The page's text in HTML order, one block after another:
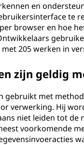
en
te
browser en hoe
205 werken in
zijn geldig
gebruikt met
verwerking. Hij
niet leiden tot de
voorkomende